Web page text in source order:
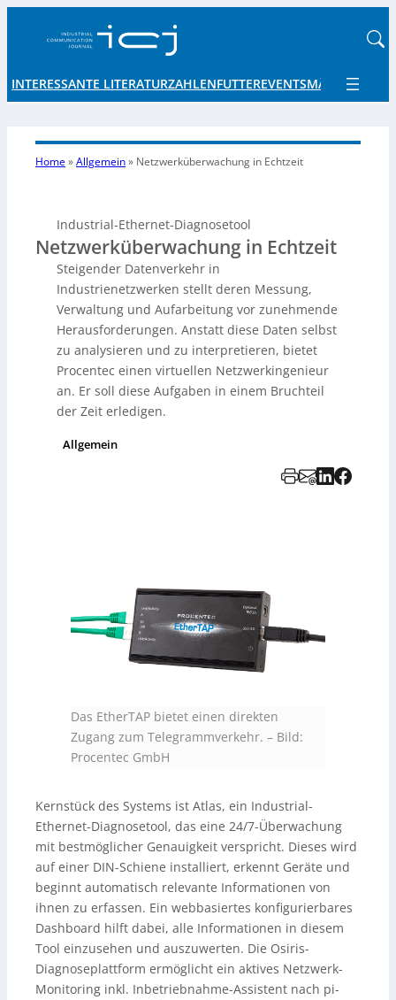
INTERESSANTE LITERATURZAHLENFUTTEREVENTSMÄRKTE UND
Home»Allgemein» Netzwerküberwachung in Echtzeit
Industrial-Ethernet-Diagnosetool
Netzwerküberwachung in Echtzeit
Steigender Datenverkehr in
Industrienetzwerken stellt deren Messung,
Verwaltung und Aufarbeitung vor zunehmende
Herausforderungen. Anstatt diese Daten selbst
zu analysieren und zu interpretieren, bietet
Procentec einen virtuellen Netzwerkingenieur
an. Er soll diese Aufgaben in einem Bruchteil
der Zeit erledigen.
Allgemein
Das EtherTAP bietet einen direkten
Zugang zum Telegrammverkehr. – Bild:
Procentec GmbH
Kernstück des Systems ist Atlas, ein Industrial-
Ethernet-Diagnosetool, das eine 24/7-Überwachung
mit bestmöglicher Genauigkeit verspricht. Dieses wird
auf einer DIN-Schiene installiert, erkennt Geräte und
beginnt automatisch relevante Informationen von
ihnen zu erfassen. Ein webbasiertes konfigurierbares
Dashboard hilft dabei, alle Informationen in diesem
Tool einzusehen und auszuwerten. Die Osiris-
Diagnoseplattform ermöglicht ein aktives Netzwerk-
Monitoring inkl. Inbetriebnahme-Assistent nach pi-